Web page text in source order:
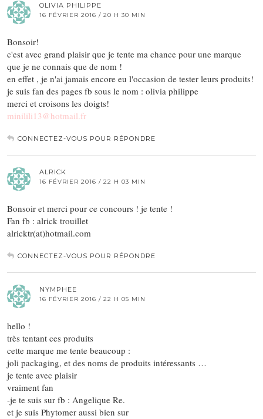
OLIVIA PHILIPPE
16 FÉVRIER 2016 / 20 H 30 MIN
Bonsoir!
c'est avec grand plaisir que je tente ma chance pour une marque
que je ne connais que de nom !
en effet , je n'ai jamais encore eu l'occasion de tester leurs produits!
je suis fan des pages fb sous le nom : olivia philippe
merci et croisons les doigts!
minilili13@hotmail.fr
CONNECTEZ-VOUS POUR RÉPONDRE
ALRICK
16 FÉVRIER 2016 / 22 H 03 MIN
Bonsoir et merci pour ce concours ! je tente !
Fan fb : alrick trouillet
alricktr(at)hotmail.com
CONNECTEZ-VOUS POUR RÉPONDRE
NYMPHEE
16 FÉVRIER 2016 / 22 H 05 MIN
hello !
très tentant ces produits
cette marque me tente beaucoup :
joli packaging, et des noms de produits intéressants …
je tente avec plaisir
vraiment fan
-je te suis sur fb : Angelique Re.
et je suis Phytomer aussi bien sur